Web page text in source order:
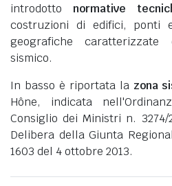
introdotto normative
costruzioni di edifici, ponti
geografiche caratterizzate
sismico.
In basso è riportata la zona
Hône, indicata
Consiglio dei Ministri n.
Delibera della Giunta
1603 del 4 ottobre 2013.